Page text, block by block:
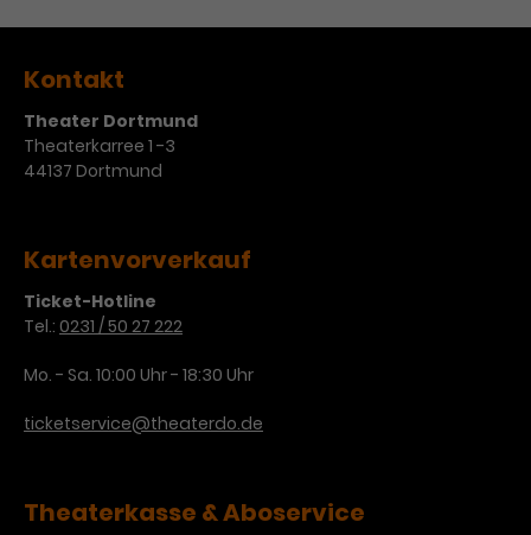
Kontakt
Theater Dortmund
Theaterkarree 1 -3
44137 Dortmund
Kartenvorverkauf
Ticket-Hotline
Tel.: 0231 / 50 27 222
Mo. - Sa. 10:00 Uhr - 18:30 Uhr
ticketservice@theaterdo.de
Theaterkasse & Aboservice